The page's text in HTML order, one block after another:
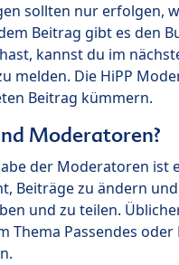
sollten nur erfolgen,
Beitrag gibt es den
kannst du im
melden. Die HiPP
Beitrag kümmern.
Moderatoren?
der Moderatoren ist
Beiträge zu ändern
und zu teilen.
Thema Passendes